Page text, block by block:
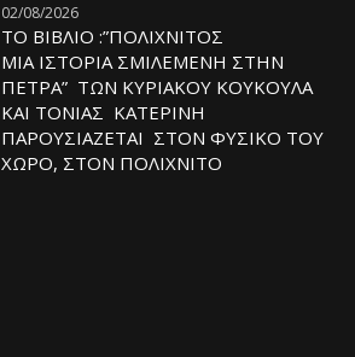
02/08/2026
ΤΟ ΒΙΒΛΙΟ :”ΠΟΛΙΧΝΙΤΟΣ
ΜΙΑ ΙΣΤΟΡΙΑ ΣΜΙΛΕΜΕΝΗ ΣΤΗΝ
ΠΕΤΡΑ” ΤΩΝ ΚΥΡΙΑΚΟΥ ΚΟΥΚΟΥΛΑ
ΚΑΙ ΤΟΝΙΑΣ ΚΑΤΕΡΙΝΗ
ΠΑΡΟΥΣΙΑΖΕΤΑΙ ΣΤΟΝ ΦΥΣΙΚΟ ΤOY
ΧΩΡΟ, ΣΤΟΝ ΠΟΛΙΧΝΙΤΟ